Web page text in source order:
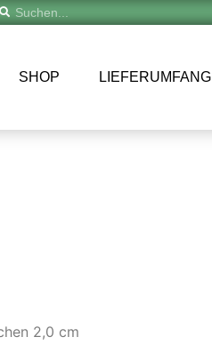
SHOP LIEFERUMFANG
2,0 cm